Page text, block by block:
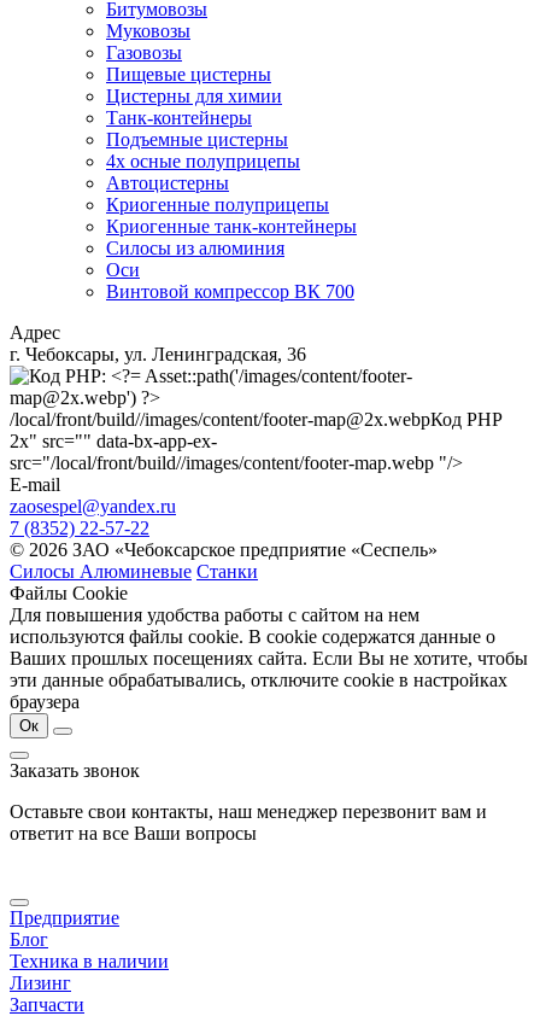
Битумовозы
Муковозы
Газовозы
Пищевые цистерны
Цистерны для химии
Танк-контейнеры
Подъемные цистерны
4х осные полуприцепы
Автоцистерны
Криогенные полуприцепы
Криогенные танк-контейнеры
Силосы из алюминия
Оси
Винтовой компрессор ВК 700
Адрес
г. Чебоксары, ул. Ленинградская, 36
/local/front/build//images/content/footer-map@2x.webpКод PHP
2x" src="" data-bx-app-ex-
src="/local/front/build//images/content/footer-map.webp "/>
E-mail
zaosespel@yandex.ru
7 (8352) 22-57-22
© 2026 ЗАО «Чебоксарское предприятие «Сеспель»
Силосы Алюминевые Станки
Файлы Cookie
Для повышения удобства работы с сайтом на нем
используются файлы cookie. В cookie содержатся данные о
Ваших прошлых посещениях сайта. Если Вы не хотите, чтобы
эти данные обрабатывались, отключите cookie в настройках
браузера
Ок
Заказать звонок
Оставьте свои контакты, наш менеджер перезвонит вам и
ответит на все Ваши вопросы
Предприятие
Блог
Техника в наличии
Лизинг
Запчасти